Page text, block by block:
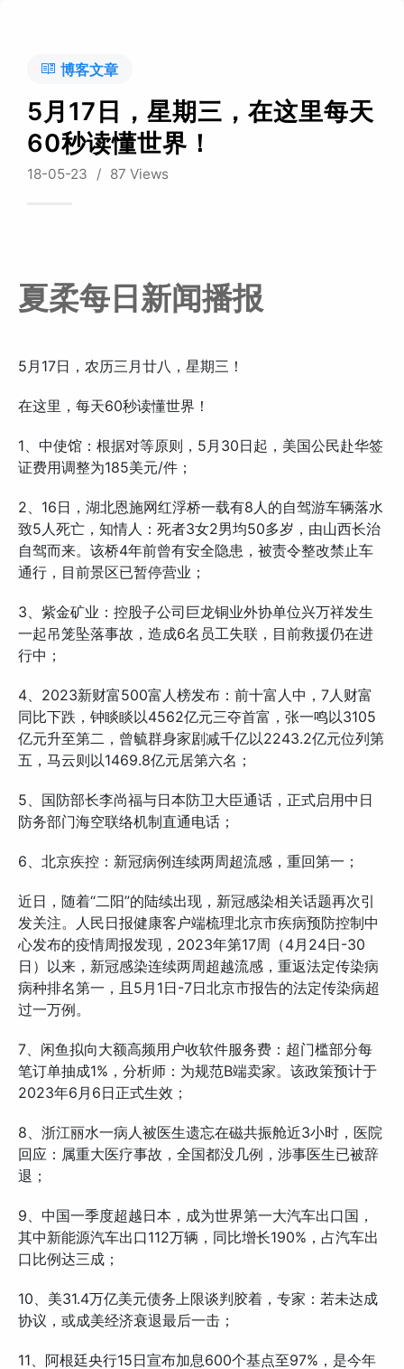
博客文章
5月17日，星期三，在这里每天
60秒读懂世界！
18-05-23 / 87 Views
夏柔每日新闻播报
5月17日，农历三月廿八，星期三！
在这里，每天60秒读懂世界！
1、中使馆：根据对等原则，5月30日起，美国公民赴华签
证费用调整为185美元/件；
2、16日，湖北恩施网红浮桥一载有8人的自驾游车辆落水
致5人死亡，知情人：死者3女2男均50多岁，由山西长治
自驾而来。该桥4年前曾有安全隐患，被责令整改禁止车
通行，目前景区已暂停营业；
3、紫金矿业：控股子公司巨龙铜业外协单位兴万祥发生
一起吊笼坠落事故，造成6名员工失联，目前救援仍在进
行中；
4、2023新财富500富人榜发布：前十富人中，7人财富
同比下跌，钟睒睒以4562亿元三夺首富，张一鸣以3105
亿元升至第二，曾毓群身家剧减千亿以2243.2亿元位列第
五，马云则以1469.8亿元居第六名；
5、国防部长李尚福与日本防卫大臣通话，正式启用中日
防务部门海空联络机制直通电话；
6、北京疾控：新冠病例连续两周超流感，重回第一；
近日，随着“二阳”的陆续出现，新冠感染相关话题再次引
发关注。人民日报健康客户端梳理北京市疾病预防控制中
心发布的疫情周报发现，2023年第17周（4月24日-30
日）以来，新冠感染连续两周超越流感，重返法定传染病
病种排名第一，且5月1日-7日北京市报告的法定传染病超
过一万例。
7、闲鱼拟向大额高频用户收软件服务费：超门槛部分每
笔订单抽成1%，分析师：为规范B端卖家。该政策预计于
2023年6月6日正式生效；
8、浙江丽水一病人被医生遗忘在磁共振舱近3小时，医院
回应：属重大医疗事故，全国都没几例，涉事医生已被辞
退；
9、中国一季度超越日本，成为世界第一大汽车出口国，
其中新能源汽车出口112万辆，同比增长190%，占汽车出
口比例达三成；
10、美31.4万亿美元债务上限谈判胶着，专家：若未达成
协议，或成美经济衰退最后一击；
11、阿根廷央行15日宣布加息600个基点至97%，是今年